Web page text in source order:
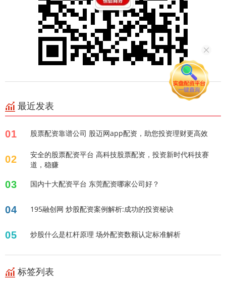
最近发表
01 股票配资靠谱公司 股迈网app配资，助您投资理财更高效
02
安全的股票配资平台 高科技股票配资，投资新时代科技赛
道，稳赚
03 国内十大配资平台 东莞配资哪家公司好？
04 195融创网 炒股配资案例解析:成功的投资秘诀
05 炒股什么是杠杆原理 场外配资数额认定标准解析
标签列表